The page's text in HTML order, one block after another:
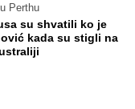
Perthu
su shvatili ko je
kada su stigli na